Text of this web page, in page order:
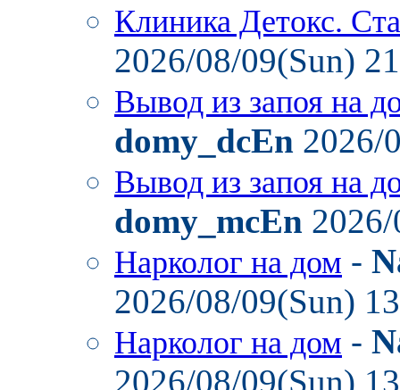
Клиника Детокс.
2026/08/09(Sun)
Вывод из запоя на
domy_dcEn 2026/
Вывод из запоя на
domy_mcEn
Нарколог на дом -
2026/08/09(Sun)
Нарколог на дом -
2026/08/09(Sun)